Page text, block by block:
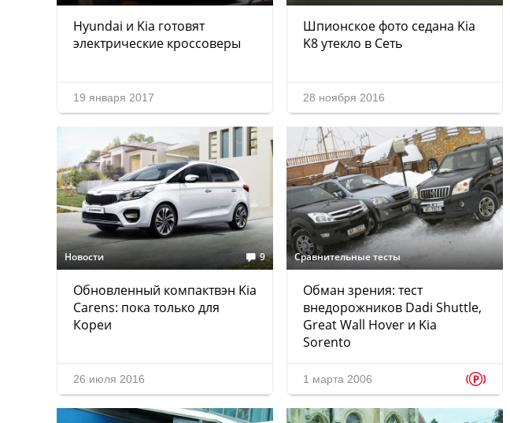
Hyundai и Kia готовят
электрические кроссоверы
19 января 2017
Шпионское фото седана Kia
K8 утекло в Сеть
28 ноября 2016
Новости 9
Обновленный компактвэн Kia
Carens: пока только для
Кореи
26 июля 2016
Сравнительные тесты
Обман зрения: тест
внедорожников Dadi Shuttle,
Great Wall Hover и Kia
Sorento
1 марта 2006 p